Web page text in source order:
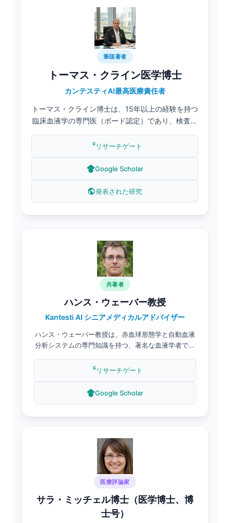
筆頭著者
トーマス・クライン医学博士
カンテスティAI最高医療責任者
トーマス・クライン博士は、15年以上の経験を持つ
臨床血液学の専門医（ボード認定）であり、検査医
す。Kantesti AIの最高医療責任者（Chief Medical
Officer）として、臨床的バリデーションのプロセス
を主導し、独自のニューラルネットワークの医学的
マーカー解析および赤血球指数の解釈に関する研究
を、検査医学の分野で幅広く発表しています。.
リサーチゲート
Google Scholar
発表された研究
共著者
ハンス・ウェーバー教授
Kantesti AI シニアメディカルアドバイザー
ハンス・ウェーバー教授は、赤血球形態学と自動血液
分析システムの専門知識を持つ、著名な血液学者であ
を務め、アルゴリズム開発と臨床検証プロトコルの策
診断におけるAIの応用に焦点を当てています。.
リサーチゲート
Google Scholar
医療評論家
サラ・ミッチェル博士（医学博士、博
士号）